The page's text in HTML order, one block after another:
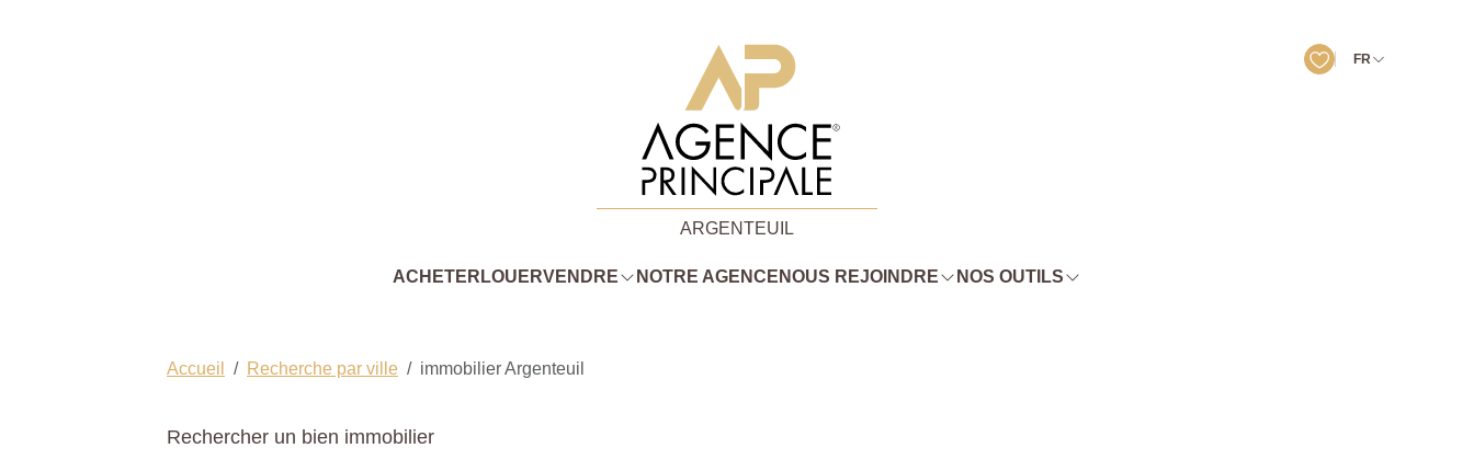
FR
ARGENTEUIL
ACHETER LOUERVENDRE NOTRE AGENCE NOUS REJOINDRE NOS OUTILS
Accueil Recherche par ville immobilier Argenteuil
Rechercher un bien immobilier